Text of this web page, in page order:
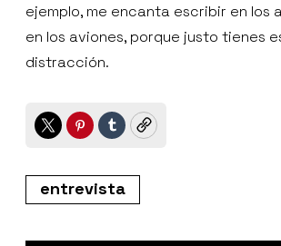
ejemplo, me encanta escribir en los
en los aviones, porque justo tienes
distracción.
TwitterPinterest
TumblrCopy
entrevista